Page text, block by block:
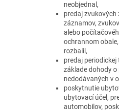
neobjednal,
predaj zvukových
záznamov,
alebo
ochrannom
rozbalil,
predaj
základe dohody
nedodávaných v
poskytnutie
ubytovací účel,
automobilov,